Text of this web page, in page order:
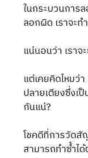
ในกระบวนกา
ลอกผิด เราจะท
แน่นอนว่า เราจ
แต่เคยคิดไหม
ปลายเตียงซึ่งเ
กันแน่?
โชคดีที่การวัดสั
สามารถทำซ้ำไ